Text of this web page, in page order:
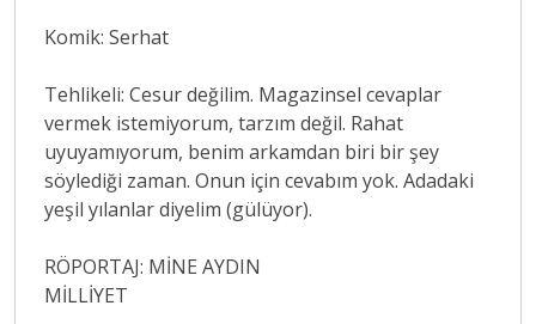
Komik: Serhat
Tehlikeli: Cesur değilim. Magazinsel cevaplar
vermek istemiyorum, tarzım değil. Rahat
uyuyamıyorum, benim arkamdan biri bir şey
söylediği zaman. Onun için cevabım yok. Adadaki
yeşil yılanlar diyelim (gülüyor).
RÖPORTAJ: MİNE AYDIN
MİLLİYET